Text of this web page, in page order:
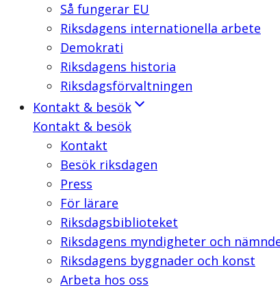
Så fungerar EU
Riksdagens internationella arbete
Demokrati
Riksdagens historia
Riksdagsförvaltningen
Kontakt & besök
Kontakt & besök
Kontakt
Besök riksdagen
Press
För lärare
Riksdagsbiblioteket
Riksdagens myndigheter och
Riksdagens byggnader och konst
Arbeta hos oss